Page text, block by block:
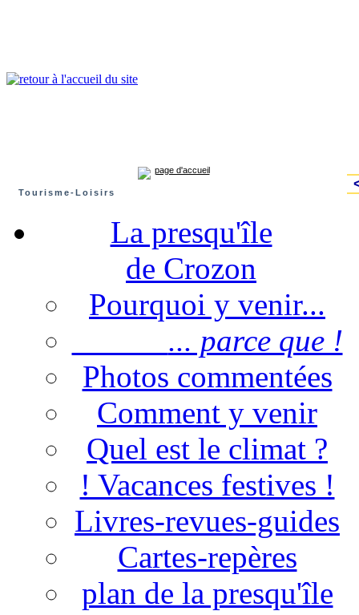
page d'accueil
Tourisme-Loisirs
La presqu'île
de Crozon
Pourquoi y venir...
... parce que !
Photos commentées
Comment y venir
Quel est le climat ?
! Vacances festives !
Livres-revues-guides
Cartes-repères
plan de la presqu'île